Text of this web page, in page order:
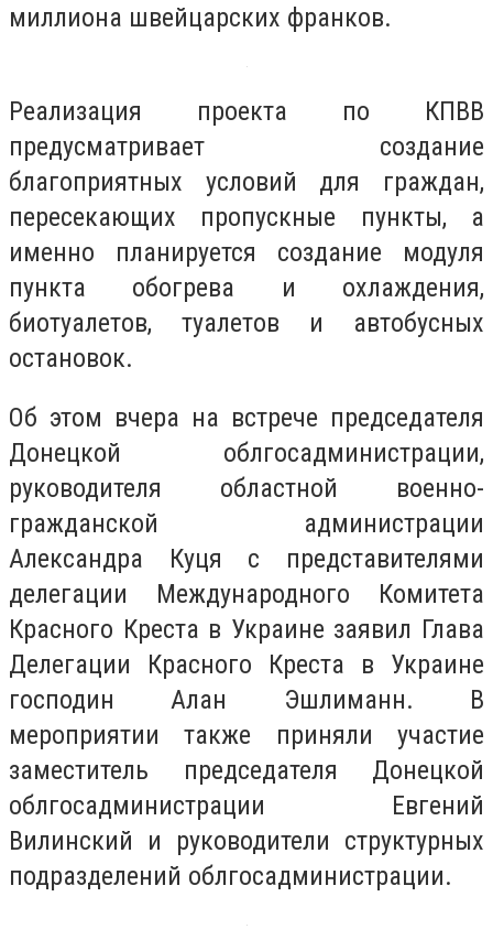
миллиона швейцарских франков.
Реализация проекта по КПВВ
предусматривает создание
благоприятных условий для граждан,
пересекающих пропускные пункты, а
именно планируется создание модуля
пункта обогрева и охлаждения,
биотуалетов, туалетов и автобусных
остановок.
Об этом вчера на встрече председателя
Донецкой облгосадминистрации,
руководителя областной военно-
гражданской администрации
Александра Куця с представителями
делегации Международного Комитета
Красного Креста в Украине заявил Глава
Делегации Красного Креста в Украине
господин Алан Эшлиманн. В
мероприятии также приняли участие
заместитель председателя Донецкой
облгосадминистрации Евгений
Вилинский и руководители структурных
подразделений облгосадминистрации.